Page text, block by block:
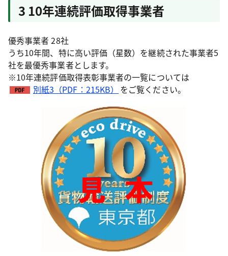
3 10年連続評価取得事業者
優秀事業者 28社
うち10年間、特に高い評価（星数）を継続された事業者5
社を最優秀事業者とします。
※10年連続評価取得表彰事業者の一覧については
別紙3（PDF：215KB）
をご覧ください。